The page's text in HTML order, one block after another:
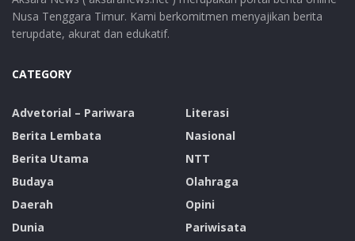
Nusa Tenggara Timur. Kami berkomitmen menyajikan berita
terupdate, akurat dan edukatif.
CATEGORY
Advetorial – Pariwara
Berita Lembata
Berita Utama
Budaya
Daerah
Dunia
Literasi
Nasional
NTT
Olahraga
Opini
Pariwisata